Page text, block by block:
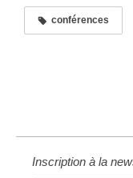
conférences
Inscription à la